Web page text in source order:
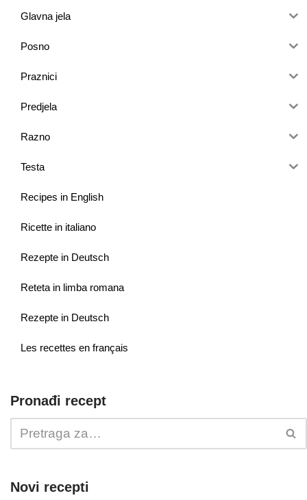
Glavna jela
Posno
Praznici
Predjela
Razno
Testa
Recipes in English
Ricette in italiano
Rezepte in Deutsch
Reteta in limba romana
Rezepte in Deutsch
Les recettes en français
Pronađi recept
Novi recepti